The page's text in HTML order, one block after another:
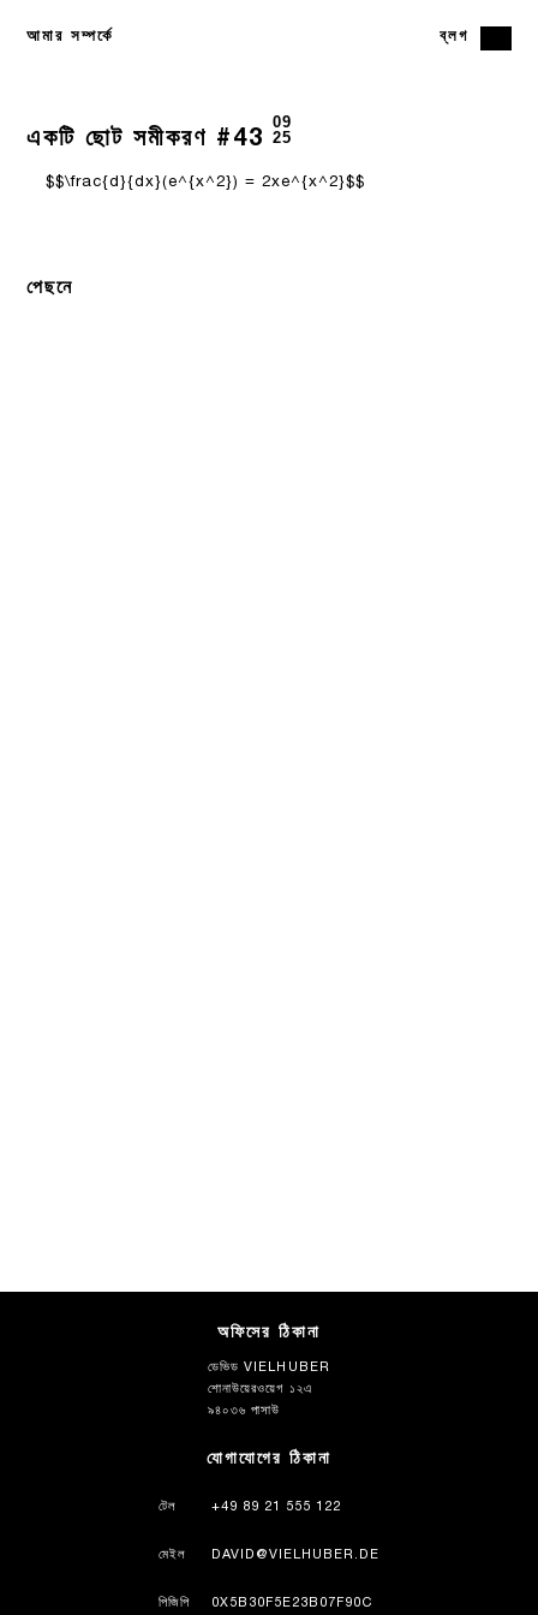
আমার সম্পর্কে ব্লগ
একটি ছোট সমীকরণ #43
09
25
$$\frac{d}{dx}(e^{x^2}) = 2xe^{x^2}$$
পেছনে
অফিসের ঠিকানা
ডেভিড VIELHUBER
শোনাউয়েরওয়েগ ১২এ
৯৪০৩৬ পাসাউ
যোগাযোগের ঠিকানা
টেল +49 89 21 555 122
মেইল DAVID@VIELHUBER.DE
পিজিপি 0X5B30F5E23B07F90C